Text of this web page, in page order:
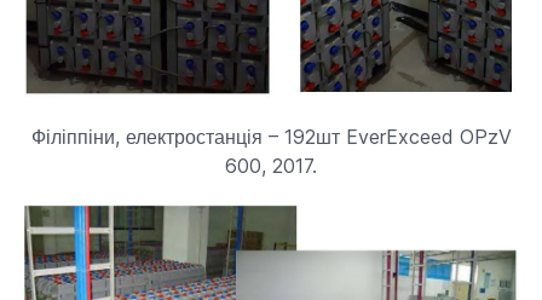
Філіппіни, електростанція – 192шт EverExceed OPzV
600, 2017.